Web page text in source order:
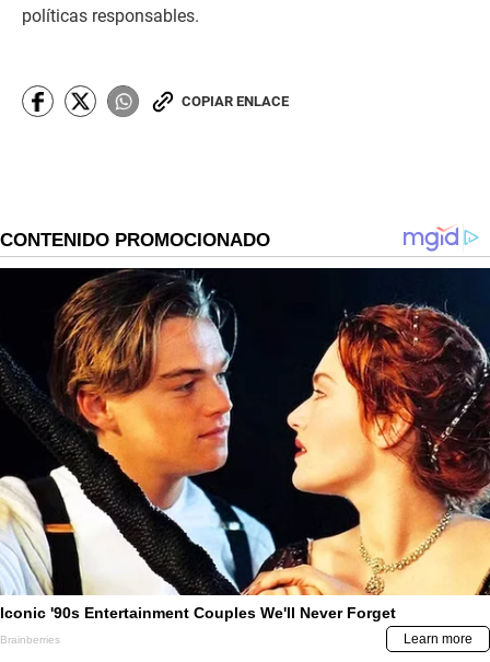
políticas responsables.
COPIAR ENLACE